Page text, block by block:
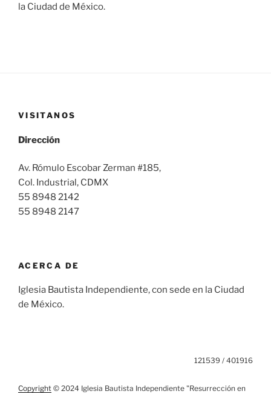
la Ciudad de México.
VISITANOS
Dirección
Av. Rómulo Escobar Zerman #185,
Col. Industrial, CDMX
55 8948 2142
55 8948 2147
ACERCA DE
Iglesia Bautista Independiente, con sede en la Ciudad
de México.
121539 / 401916
Copyright © 2024 Iglesia Bautista Independiente "Resurrección en